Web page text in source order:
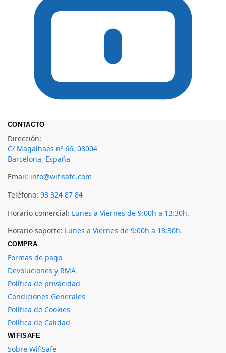
CONTACTO
Dirección:
C/ Magalhäes nº 66, 08004
Barcelona, España
Email: info@wifisafe.com
Teléfono: 93 324 87 84
Horario comercial: Lunes a Viernes de 9:00h a 13:30h.
Horario soporte: Lunes a Viernes de 9:00h a 13:30h.
COMPRA
Formas de pago
Devoluciones y RMA
Política de privacidad
Condiciones Generales
Política de Cookies
Política de Calidad
WIFISAFE
Sobre WifiSafe